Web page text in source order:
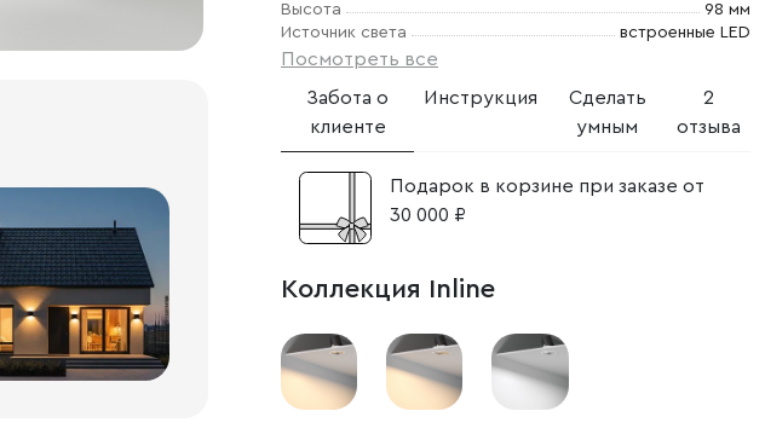
Высота
98 мм
Источник света
встроенные LED
Посмотреть все
Забота о
клиенте
Инструкция
Сделать
умным
2
отзыва
Подарок в корзине при заказе от
30 000 ₽
Коллекция Inline